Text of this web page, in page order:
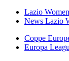
Lazio Women
News Lazio
Coppe
Europa